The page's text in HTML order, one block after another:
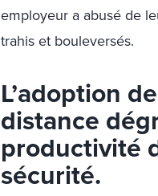
employeur a abusé de
trahis et bouleversés.
L’adoption
distance
productivité
sécurité.